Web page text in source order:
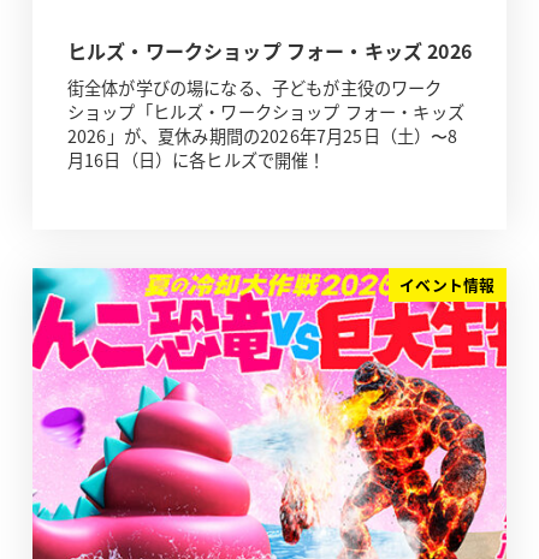
ヒルズ・ワークショップ フォー・キッズ 2026
街全体が学びの場になる、子どもが主役のワーク
ショップ「ヒルズ・ワークショップ フォー・キッズ
2026」が、夏休み期間の2026年7月25日（土）〜8
月16日（日）に各ヒルズで開催！
イベント情報